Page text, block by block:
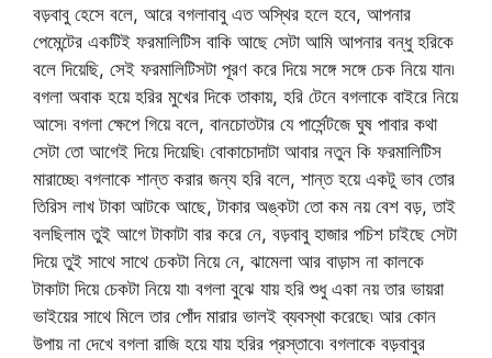
বড়বাবু হেসে বলে, আরে বগলাবাবু এত অস্থির হলে হবে, আপনার
পেমেন্টের একটিই ফরমালিটিস বাকি আছে সেটা আমি আপনার বন্ধু হরিকে
বলে দিয়েছি, সেই ফরমালিটিসটা পূরণ করে দিয়ে সঙ্গে সঙ্গে চেক নিয়ে যান৷
বগলা অবাক হয়ে হরির মুখের দিকে তাকায়, হরি টেনে বগলাকে বাইরে নিয়ে
আসে৷ বগলা ক্ষেপে গিয়ে বলে, বানচোতটার যে পার্সেন্টজে ঘুষ পাবার কথা
সেটা তো আগেই দিয়ে দিয়েছি৷ বোকাচোদাটা আবার নতুন কি ফরমালিটিস
মারাচ্ছে৷ বগলাকে শান্ত করার জন্য হরি বলে, শান্ত হয়ে একটু ভাব তোর
তিরিস লাখ টাকা আটকে আছে, টাকার অঙ্কটা তো কম নয় বেশ বড়, তাই
বলছিলাম তুই আগে টাকাটা বার করে নে, বড়বাবু হাজার পচিশ চাইছে সেটা
দিয়ে তুই সাথে সাথে চেকটা নিয়ে নে, ঝামেলা আর বাড়াস না কালকে
টাকাটা দিয়ে চেকটা নিয়ে যা৷ বগলা বুঝে যায় হরি শুধু একা নয় তার ভায়রা
ভাইয়ের সাথে মিলে তার পোঁদ মারার ভালই ব্যবস্থা করেছে৷ আর কোন
উপায় না দেখে বগলা রাজি হয়ে যায় হরির প্রস্তাবে৷ বগলাকে বড়বাবুর